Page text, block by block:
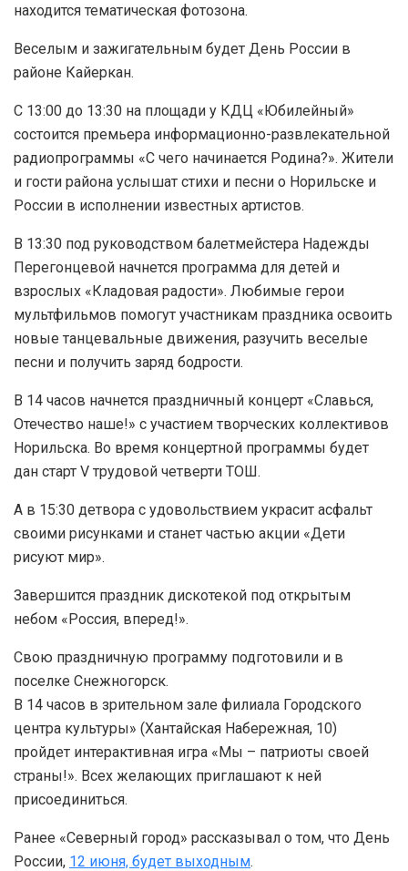
находится тематическая фотозона.
Веселым и зажигательным будет День России в
районе Кайеркан.
С 13:00 до 13:30 на площади у КДЦ «Юбилейный»
состоится премьера информационно-развлекательной
радиопрограммы «С чего начинается Родина?». Жители
и гости района услышат стихи и песни о Норильске и
России в исполнении известных артистов.
В 13:30 под руководством балетмейстера Надежды
Перегонцевой начнется программа для детей и
взрослых «Кладовая радости». Любимые герои
мультфильмов помогут участникам праздника освоить
новые танцевальные движения, разучить веселые
песни и получить заряд бодрости.
В 14 часов начнется праздничный концерт «Славься,
Отечество наше!» с участием творческих коллективов
Норильска. Во время концертной программы будет
дан старт V трудовой четверти ТОШ.
А в 15:30 детвора с удовольствием украсит асфальт
своими рисунками и станет частью акции «Дети
рисуют мир».
Завершится праздник дискотекой под открытым
небом «Россия, вперед!».
Свою праздничную программу подготовили и в
поселке Снежногорск.
В 14 часов в зрительном зале филиала Городского
центра культуры» (Хантайская Набережная, 10)
пройдет интерактивная игра «Мы – патриоты своей
страны!». Всех желающих приглашают к ней
присоединиться.
Ранее «Северный город» рассказывал о том, что День
России, 12 июня, будет выходным.